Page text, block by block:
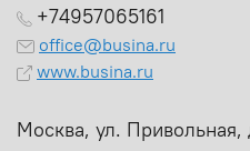
+74957065161
office@busina.ru
www.busina.ru
Москва, ул.